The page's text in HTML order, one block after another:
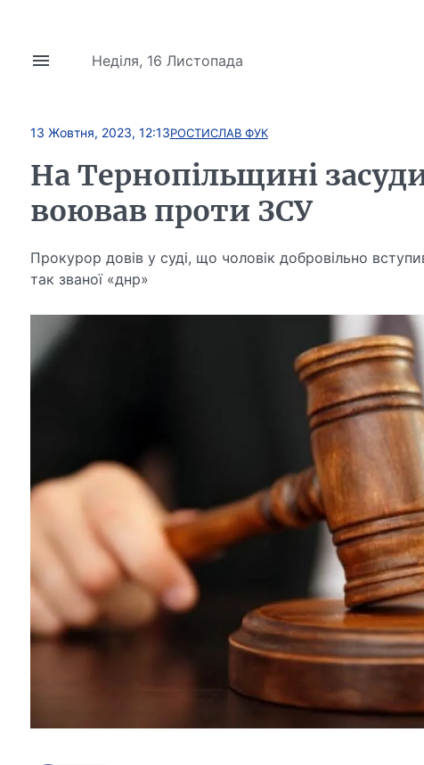
Неділя, 16 Листопада
13 Жовтня, 2023, 12:13РОСТИСЛАВ ФУК
На Тернопільщині
воював проти ЗСУ
Прокурор довів у суді, що чоловік добровільно
так званої «днр»